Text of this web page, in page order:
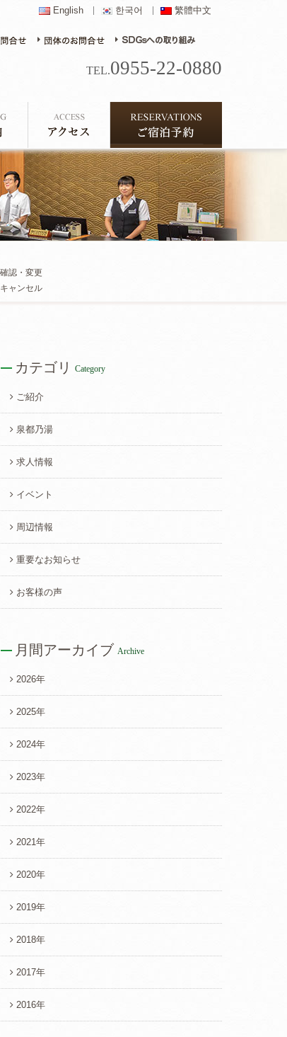
English 한국어 繁體中文
TEL.0955-22-0880
確認・変更
キャンセル
カテゴリ Category
ご紹介
泉都乃湯
求人情報
イベント
周辺情報
重要なお知らせ
お客様の声
月間アーカイブ Archive
2026年
2025年
2024年
2023年
2022年
2021年
2020年
2019年
2018年
2017年
2016年